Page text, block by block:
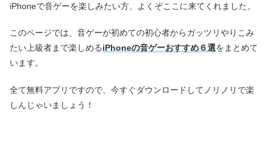
iPhoneで音ゲーを楽しみたい方、よくぞここに来てくれました。
このページでは、音ゲーが初めての初心者からガッツリやりこみ
たい上級者まで楽しめるiPhoneの音ゲーおすすめ６選をまとめて
います。
全て無料アプリですので、今すぐダウンロードしてノリノリで楽
しんじゃいましょう！